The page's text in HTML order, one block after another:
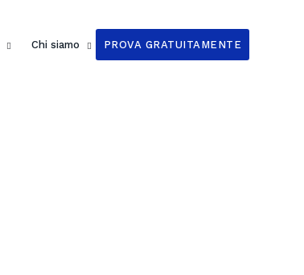
Chi siamo PROVA GRATUITAMENTE